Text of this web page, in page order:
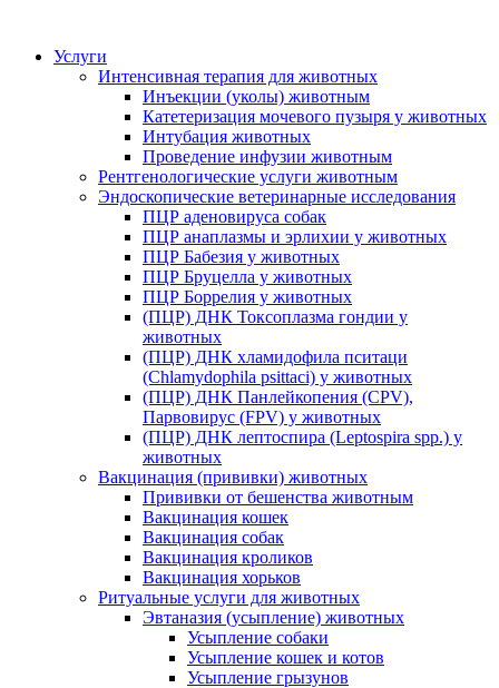
Услуги
Интенсивная терапия для животных
Инъекции (уколы) животным
Катетеризация мочевого пузыря у животных
Интубация животных
Проведение инфузии животным
Рентгенологические услуги животным
Эндоскопические ветеринарные исследования
ПЦР аденовируса собак
ПЦР анаплазмы и эрлихии у животных
ПЦР Бабезия у животных
ПЦР Бруцелла у животных
ПЦР Боррелия у животных
(ПЦР) ДНК Токсоплазма гондии у
животных
(ПЦР) ДНК хламидофила пситаци
(Chlamydophila psittaci) у животных
(ПЦР) ДНК Панлейкопения (CPV),
Парвовирус (FPV) у животных
(ПЦР) ДНК лептоспира (Leptospira spp.) у
животных
Вакцинация (прививки) животных
Прививки от бешенства животным
Вакцинация кошек
Вакцинация собак
Вакцинация кроликов
Вакцинация хорьков
Ритуальные услуги для животных
Эвтаназия (усыпление) животных
Усыпление собаки
Усыпление кошек и котов
Усыпление грызунов